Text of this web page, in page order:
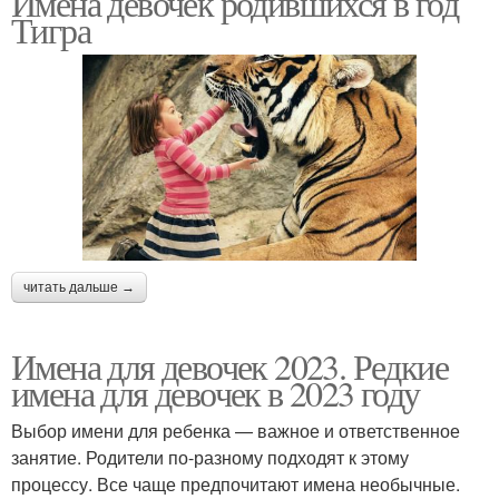
Имена для девочек Редкие имена
Имена для мальчиков Женские имена
Русское имя
новорожденных
Тигра
читать дальше →
Имена для девочек 2023. Редкие
имена для девочек в 2023 году
Выбор имени для ребенка — важное и ответственное
занятие. Родители по-разному подходят к этому
процессу. Все чаще предпочитают имена необычные.